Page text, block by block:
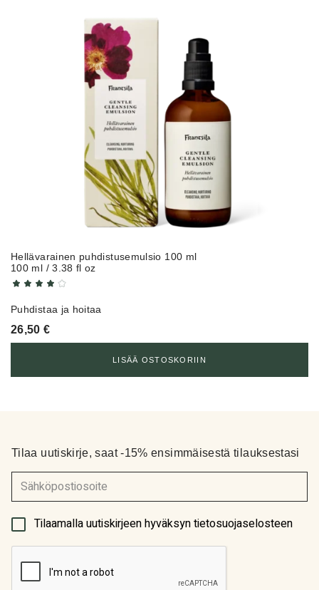
Hellävarainen puhdistusemulsio 100 ml
100 ml / 3.38 fl oz
Puhdistaa ja hoitaa
26,50€
LISÄÄ OSTOSKORIIN
Tilaa uutiskirje, saat -15% ensimmäisestä tilauksestasi
(Pakollinen)
Tilaamalla uutiskirjeen hyväksyn tietosuojaselosteen